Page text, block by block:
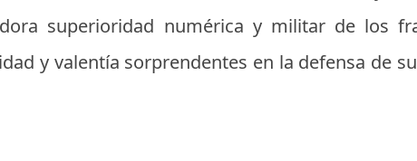
superioridad numérica y militar de los
y valentía sorprendentes en la defensa de